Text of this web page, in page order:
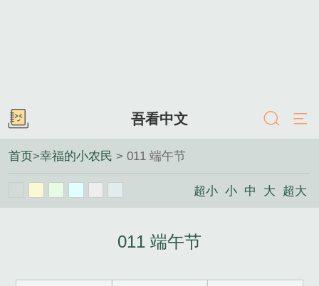
吾看中文
首页>幸福的小农民 > 011 端午节
超小 小 中 大 超大
011 端午节